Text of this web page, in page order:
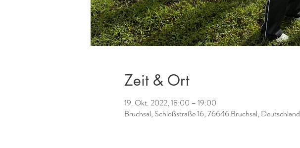
Zeit & Ort
19. Okt. 2022, 18:00 – 19:00
Bruchsal, Schloßstraße 16, 76646 Bruchsal, Deutschland